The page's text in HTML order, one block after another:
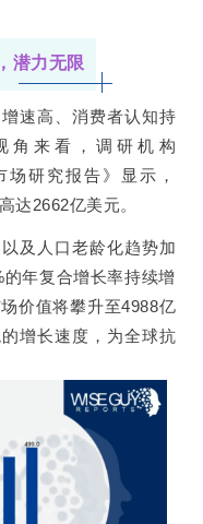
潜力无限
速高、消费者认知持
角来看，调研机构
研究报告》显示，
达2662亿美元。
及人口老龄化趋势加
年复合增长率持续增
价值将攀升至4988亿
增长速度，为全球抗